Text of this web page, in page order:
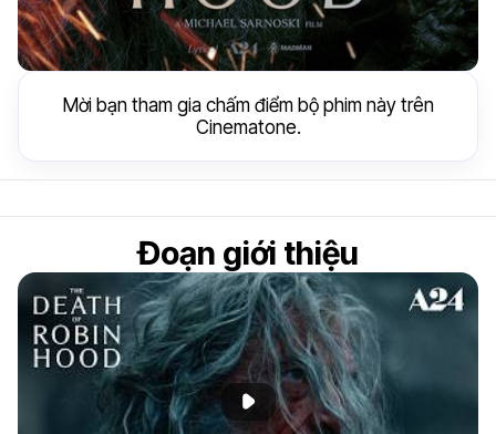
Mời bạn tham gia chấm điểm bộ phim này trên
Cinematone.
Đoạn giới thiệu
Phát đoạn giới thiệu